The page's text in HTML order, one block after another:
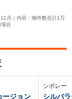
月｜内容：物件数合計1万
合
ージョン
シボレー
シルバ